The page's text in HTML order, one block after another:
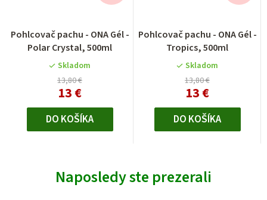
Pohlcovač pachu - ONA Gél -
Polar Crystal, 500ml
Skladom
13,80 €
13 €
DO KOŠÍKA
Pohlcovač pachu - ONA Gél -
Tropics, 500ml
Skladom
13,80 €
13 €
DO KOŠÍKA
Naposledy ste prezerali